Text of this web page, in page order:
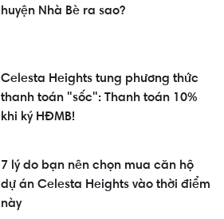
huyện Nhà Bè ra sao?
Celesta Heights tung phương thức
thanh toán "sốc": Thanh toán 10%
khi ký HĐMB!
7 lý do bạn nên chọn mua căn hộ
dự án Celesta Heights vào thời điểm
này